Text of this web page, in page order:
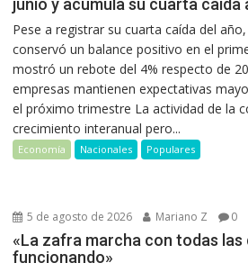
junio y acumula su cuarta caída
Pese a registrar su cuarta caída del
conservó un balance positivo en el
mostró un rebote del 4% respecto de
empresas mantienen expectativas
el próximo trimestre La actividad de la
crecimiento interanual pero...
Economía Nacionales Populares
5 de agosto de 2026 Mariano Z 0
«La zafra marcha con todas las
funcionando»